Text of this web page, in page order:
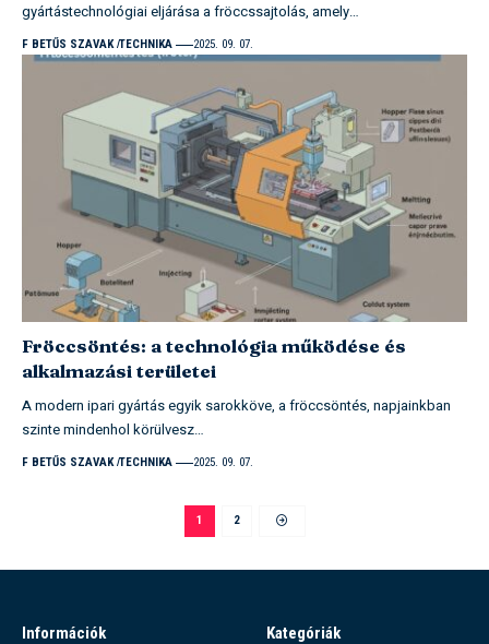
gyártástechnológiai eljárása a fröccssajtolás, amely…
F BETŰS SZAVAK TECHNIKA 2025. 09. 07.
Fröccsöntés: a technológia működése és
alkalmazási területei
A modern ipari gyártás egyik sarokköve, a fröccsöntés, napjainkban
szinte mindenhol körülvesz…
F BETŰS SZAVAK TECHNIKA 2025. 09. 07.
1 2
Információk
Kategóriák